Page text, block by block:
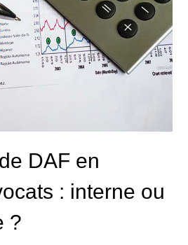
DAF en
: interne ou
?